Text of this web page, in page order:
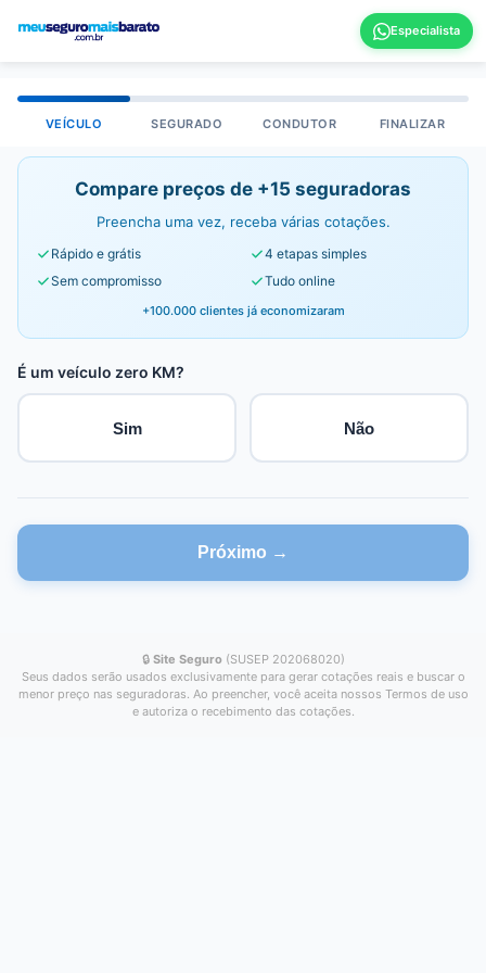
VEÍCULO SEGURADO CONDUTOR FINALIZAR
Compare preços de +15 seguradoras
Preencha uma vez, receba várias cotações.
Rápido e grátis
4 etapas simples
Sem compromisso
Tudo online
+100.000 clientes já economizaram
É um veículo zero KM?
Sim Não
Próximo →
🔒 Site Seguro (SUSEP 202068020)
Seus dados serão usados exclusivamente para gerar cotações reais e buscar o
menor preço nas seguradoras. Ao preencher, você aceita nossos Termos de uso
e autoriza o recebimento das cotações.